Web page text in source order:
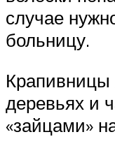
случае
больницу.
Крапивницы
деревьях и
«зайцами»